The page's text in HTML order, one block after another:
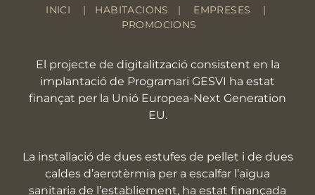
INICI | HABITACIONS | EMPRESES
|
PROMOCIONS
El projecte de digitalització consistent en la
implantació de Programari GESVI ha estat
finançat per la Unió Europea-Next Generation
EU.
La installació de dues estufes de pellet i de dues
caldes d’aerotèrmia per a escalfar l’aigua
sanitaria de l’establiement, ha estat finançada